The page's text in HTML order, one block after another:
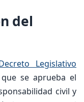
del
Legislativo
se aprueba el
civil y